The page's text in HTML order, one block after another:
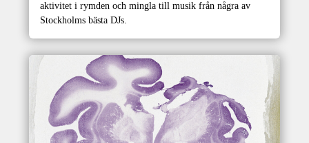
aktivitet i rymden och mingla till musik från några av
Stockholms bästa DJs.